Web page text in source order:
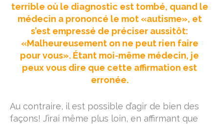
terrible où le diagnostic est tombé, quand le
médecin a prononcé le mot «autisme», et
s’est empressé de préciser aussitôt:
«Malheureusement on ne peut rien faire
pour vous». Étant moi-même médecin, je
peux vous dire que cette affirmation est
erronée.
Au contraire, il est possible d’agir de bien des
façons! J’irai même plus loin, en affirmant que